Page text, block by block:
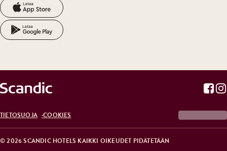
© 2026 SCANDIC HOTELS KAIKKI OIKEUDET PIDÄTETÄÄN
TIETOSUOJA COOKIES